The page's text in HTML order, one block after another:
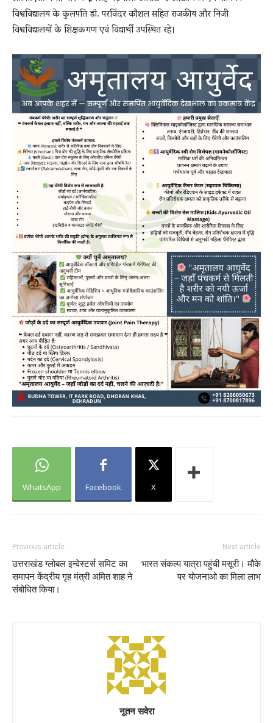
विश्वविद्यालय के कुलपति डॉ. परविंदर कौशल सहित राजकीय और निजी
विश्वविद्यालयों के शिक्षकगण एवं विद्यार्थी उपस्थित रहे।
WhatsApp Facebook X
Previous article
उत्तराखंड ग्लोबल इन्वेस्टर्स समिट का
समापन केंद्रीय गृह मंत्री अमित शाह ने
संबोधित किया।
Next article
भारत संकल्प यात्रा पहुंची मसूरी। मौके
पर योजनाओ का मिला लाभ
नूतन सवेरा